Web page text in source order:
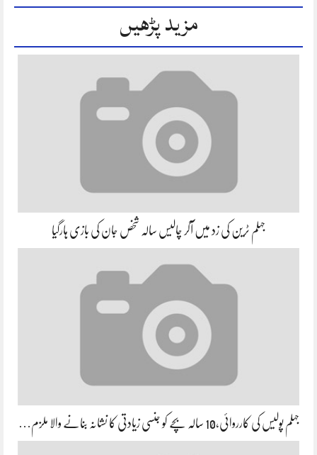
مزید پڑھیں
جہلم ٹرین کی زد میں آکر چالیس سالہ شخص جان کی بازی ہارگیا
جہلم پولیس کی کارروائی،10 سالہ بچے کو جنسی زیادتی کا نشانہ بنانے والا ملزم…